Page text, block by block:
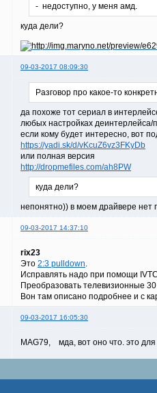
- недоступно, у меня амд.
куда дели?
09-03-2017 08:09:30
Разговор про какое-то
да похоже тот сериал в
любых настройках деинтерлейса/
если кому будет интересно, вот
https://yadi.sk/d/vKcuZ6vz3FKyDb
или полная версия
http://dropmefiles.com/ah8PW
куда дели?
непонятно)) в моем драйвере нет
09-03-2017 14:37:10
rix23
Это 2:3 pulldown.
Исправлять надо при помощи
Преобразовать телевизионные
Вон там описано подробнее и с
09-03-2017 16:05:30
MAG79, мда, вот оно что. это